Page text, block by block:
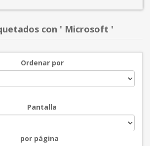
con ' Microsoft '
Ordenar por
Pantalla
por página